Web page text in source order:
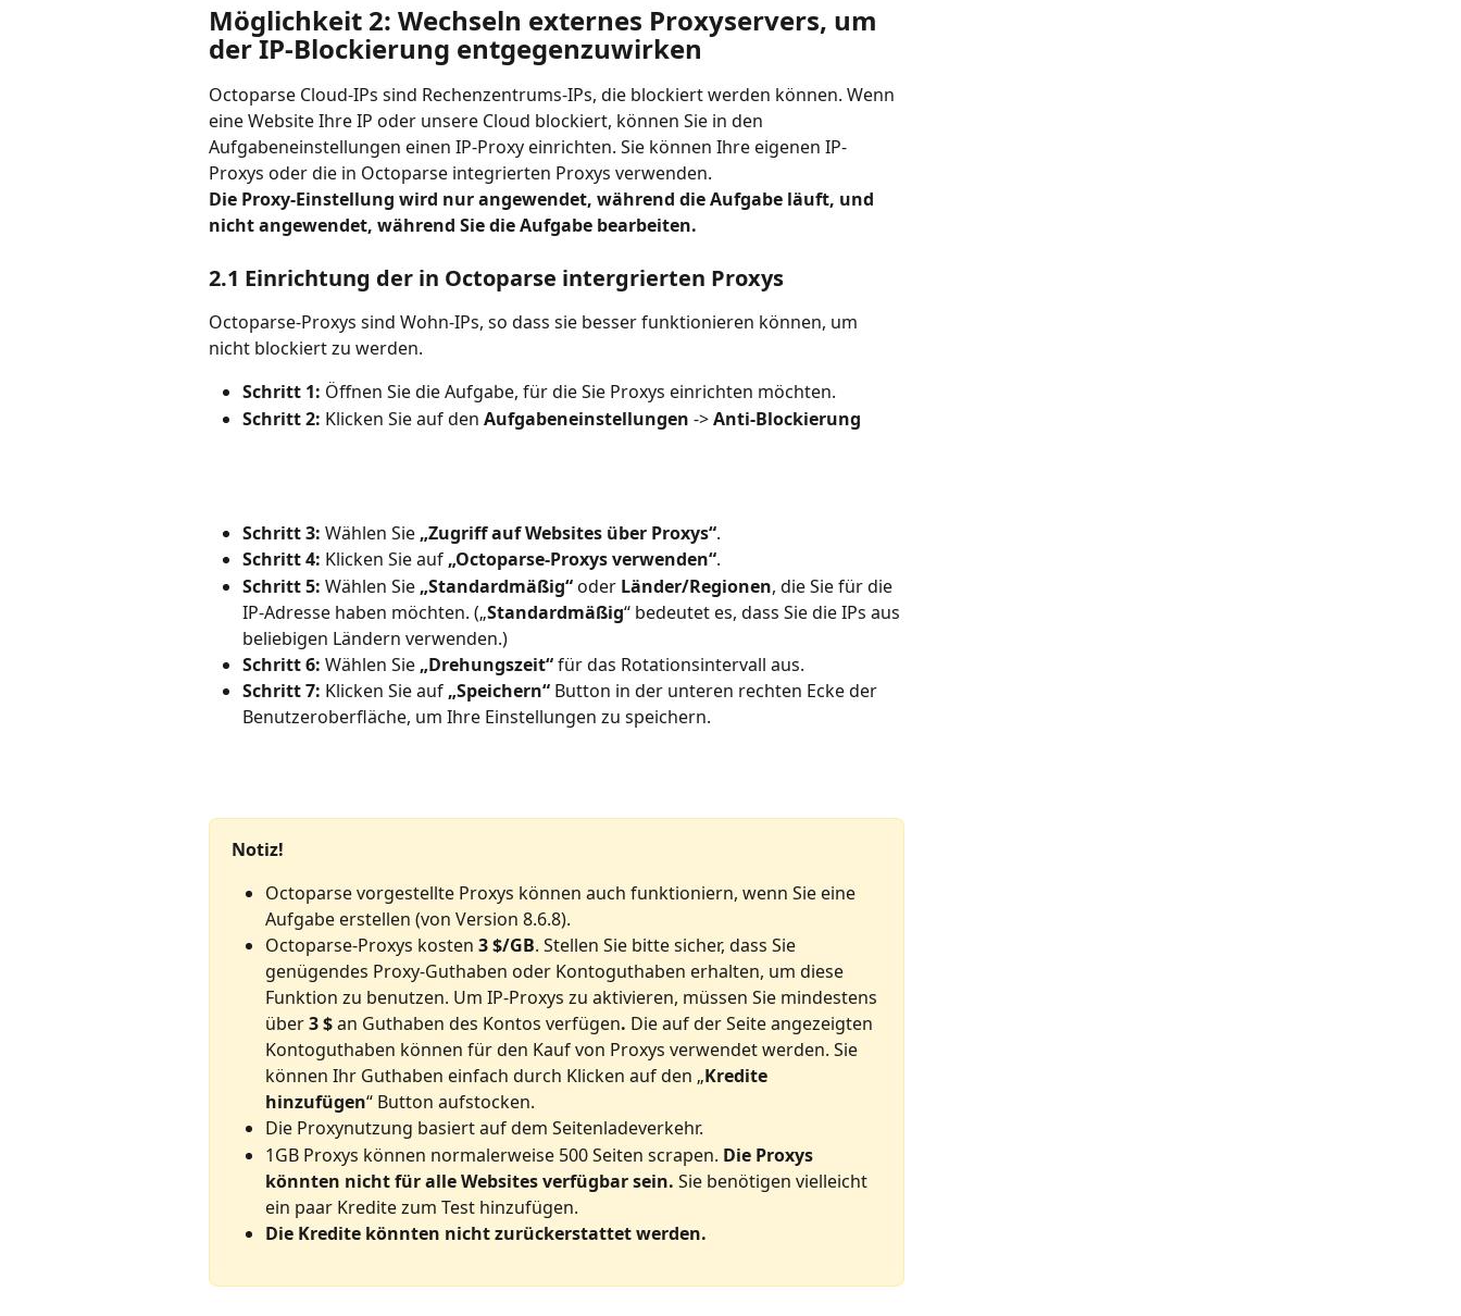
Möglichkeit 2: Wechseln externes Proxyservers, um
der IP-Blockierung entgegenzuwirken
Octoparse Cloud-IPs sind Rechenzentrums-IPs, die blockiert werden können. Wenn
eine Website Ihre IP oder unsere Cloud blockiert, können Sie in den
Aufgabeneinstellungen einen IP-Proxy einrichten. Sie können Ihre eigenen IP-
Proxys oder die in Octoparse integrierten Proxys verwenden.
Die Proxy-Einstellung wird nur angewendet, während die Aufgabe läuft, und
nicht angewendet, während Sie die Aufgabe bearbeiten.
2.1 Einrichtung der in Octoparse intergrierten Proxys
Octoparse-Proxys sind Wohn-IPs, so dass sie besser funktionieren können, um
nicht blockiert zu werden.
Schritt 1: Öffnen Sie die Aufgabe, für die Sie Proxys einrichten möchten.
Schritt 2: Klicken Sie auf den Aufgabeneinstellungen -> Anti-Blockierung
Schritt 3: Wählen Sie „Zugriff auf Websites über Proxys“.
Schritt 4: Klicken Sie auf „Octoparse-Proxys verwenden“.
Schritt 5: Wählen Sie „Standardmäßig“ oder Länder/Regionen, die Sie für die
IP-Adresse haben möchten. („Standardmäßig“ bedeutet es, dass Sie die IPs aus
beliebigen Ländern verwenden.)
Schritt 6: Wählen Sie „Drehungszeit“ für das Rotationsintervall aus.
Schritt 7: Klicken Sie auf „Speichern“ Button in der unteren rechten Ecke der
Benutzeroberfläche, um Ihre Einstellungen zu speichern.
Notiz!
Octoparse vorgestellte Proxys können auch funktioniern, wenn Sie eine
Aufgabe erstellen (von Version 8.6.8).
Octoparse-Proxys kosten 3 $/GB. Stellen Sie bitte sicher, dass Sie
genügendes Proxy-Guthaben oder Kontoguthaben erhalten, um diese
Funktion zu benutzen. Um IP-Proxys zu aktivieren, müssen Sie mindestens
über 3 $ an Guthaben des Kontos verfügen. Die auf der Seite angezeigten
Kontoguthaben können für den Kauf von Proxys verwendet werden. Sie
können Ihr Guthaben einfach durch Klicken auf den „Kredite
hinzufügen“ Button aufstocken.
Die Proxynutzung basiert auf dem Seitenladeverkehr.
1GB Proxys können normalerweise 500 Seiten scrapen. Die Proxys
könnten nicht für alle Websites verfügbar sein. Sie benötigen vielleicht
ein paar Kredite zum Test hinzufügen.
Die Kredite könnten nicht zurückerstattet werden.